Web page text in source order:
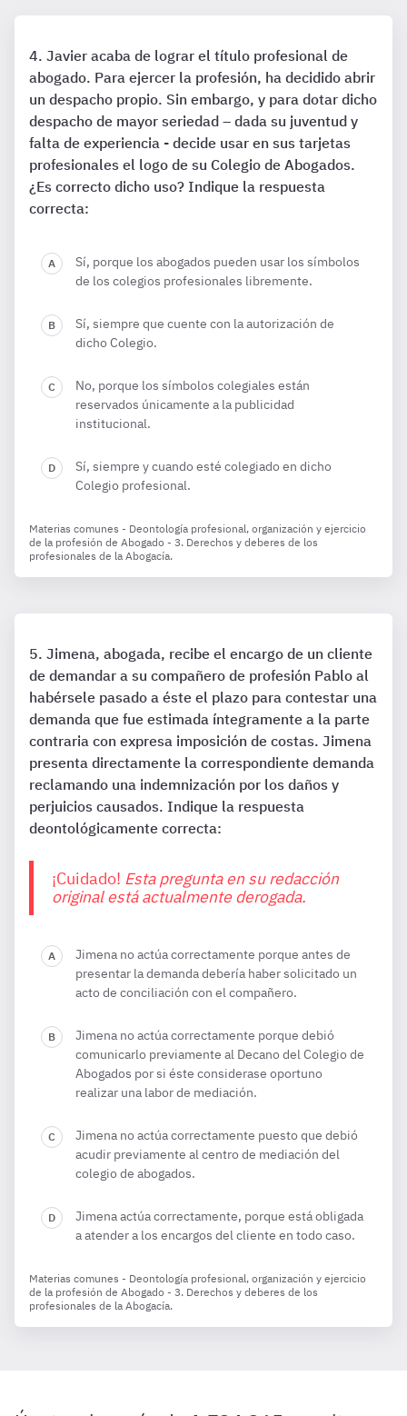
Javier acaba de lograr el título profesional de
abogado. Para ejercer la profesión, ha decidido abrir
un despacho propio. Sin embargo, y para dotar dicho
despacho de mayor seriedad – dada su juventud y
falta de experiencia - decide usar en sus tarjetas
profesionales el logo de su Colegio de Abogados.
¿Es correcto dicho uso? Indique la respuesta
correcta:
Sí, porque los abogados pueden usar los símbolos
de los colegios profesionales libremente.
Sí, siempre que cuente con la autorización de
dicho Colegio.
No, porque los símbolos colegiales están
reservados únicamente a la publicidad
institucional.
Sí, siempre y cuando esté colegiado en dicho
Colegio profesional.
Materias comunes - Deontología profesional, organización y ejercicio
de la profesión de Abogado - 3. Derechos y deberes de los
profesionales de la Abogacía.
Jimena, abogada, recibe el encargo de un cliente
de demandar a su compañero de profesión Pablo al
habérsele pasado a éste el plazo para contestar una
demanda que fue estimada íntegramente a la parte
contraria con expresa imposición de costas. Jimena
presenta directamente la correspondiente demanda
reclamando una indemnización por los daños y
perjuicios causados. Indique la respuesta
deontológicamente correcta:
¡Cuidado! Esta pregunta en su redacción
original está actualmente derogada.
Jimena no actúa correctamente porque antes de
presentar la demanda debería haber solicitado un
acto de conciliación con el compañero.
Jimena no actúa correctamente porque debió
comunicarlo previamente al Decano del Colegio de
Abogados por si éste considerase oportuno
realizar una labor de mediación.
Jimena no actúa correctamente puesto que debió
acudir previamente al centro de mediación del
colegio de abogados.
Jimena actúa correctamente, porque está obligada
a atender a los encargos del cliente en todo caso.
Materias comunes - Deontología profesional, organización y ejercicio
de la profesión de Abogado - 3. Derechos y deberes de los
profesionales de la Abogacía.